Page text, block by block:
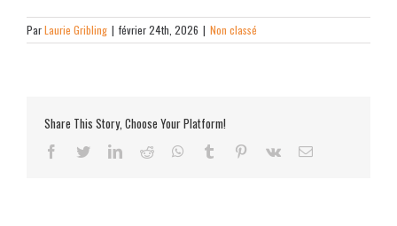
ParLaurie Gribling | février 24th, 2026 | Non classé
Share This Story, Choose Your Platform!
facebooktwitterlinkedinreddit whatsapp
tumblr pinterest
vk Email